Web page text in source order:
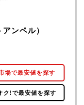
ンペル）
場で最安値を探す
ク!で最安値を探す